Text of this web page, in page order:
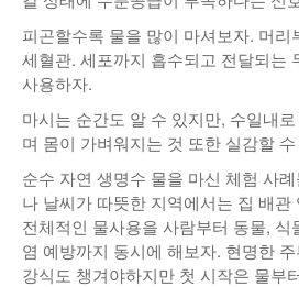
피곤할수록 물을 많이 마셔보자. 머리
세혈관. 세포까지 흡수되고 전달되는
사용하자.
마시는 순간도 알 수 있지만, 수일내
며 몸이 가벼워지는 것 또한 실감할
순수 자연 생명수 물을 마신 체험 사
나 날씨가 따뜻한 지역에서는 집 배
전체적인 물사용을 사람부터 동물, 식
염 예방까지 동시에 해보자. 현명한
강식도 챙겨야하지만 첫 시작은 물부